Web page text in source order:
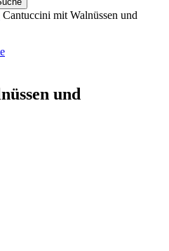
Cantuccini mit Walnüssen und
und